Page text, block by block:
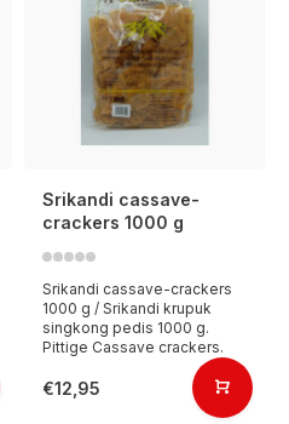
Srikandi cassave-
crackers 1000 g
Srikandi cassave-crackers
1000 g / Srikandi krupuk
singkong pedis 1000 g.
Pittige Cassave crackers.
€12,95